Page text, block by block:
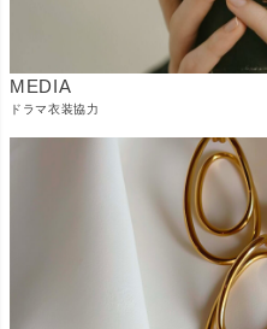
MEDIA
ドラマ衣装協力